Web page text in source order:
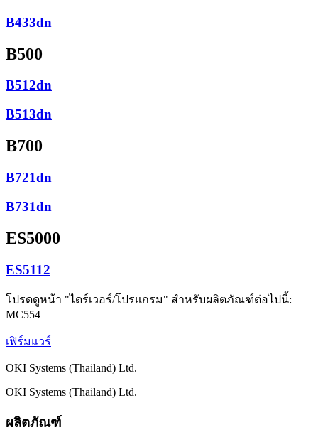
B433dn
B500
B512dn
B513dn
B700
B721dn
B731dn
ES5000
ES5112
โปรดดูหน้า "ไดร์เวอร์/โปรแกรม" สำหรับผลิตภัณฑ์ต่อไปนี้:
MC554
เฟิร์มแวร์
OKI Systems (Thailand) Ltd.
OKI Systems (Thailand) Ltd.
ผลิตภัณฑ์